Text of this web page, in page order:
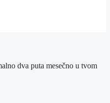
dva puta mesečno u tvom